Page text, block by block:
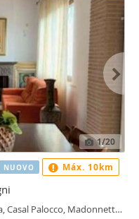
1/20
Casal Palocco, Madonnetta
NUOVO Máx. 10km